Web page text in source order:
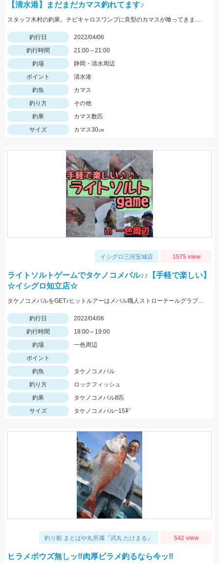
【清水港】まだまだカマス釣れてます♪
スタッフ木村の釣果。チビキャロスワンプに良型のカマスが喰ってきました。
釣行日
2022/04/06
釣行時間
21:00～21:00
釣場
静岡・清水周辺
ポイント
清水港
釣魚
カマス
釣り方
その他
釣果
カマス数匹
サイズ
カマス30㎝
イシグロ三河安城店 1575 view
ライトソルトゲームでタケノコメバル♪♪【手軽で楽しい】
☆イシグロ知立店☆
タケノコメバルをGET♪ヒットルアーはメバル職人ストローテールグラブとテトラワークスユラメキ☆
釣行日
2022/04/06
釣行時間
18:00～19:00
釣場
一色周辺
ポイント
釣魚
タケノコメバル
釣り方
ロックフィッシュ
釣果
タケノコメバル8匹
サイズ
タケノコメバル~15㌢
釣り船 まとばや丸所属『武丸 たけまる』 542 view
ヒラメボウズ無しッ‼︎肉厚ビラメ釣るなら今ッ‼︎